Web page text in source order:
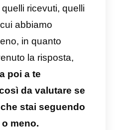
un messaggio
è possibile quando il
ad eseguire
un acquisto,